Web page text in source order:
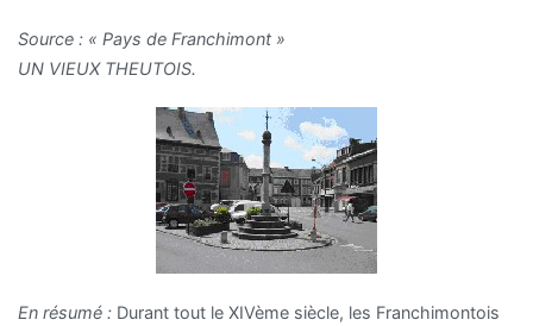
Source : « Pays de Franchimont »
UN VIEUX THEUTOIS.
En résumé : Durant tout le XIVème siècle, les Franchimontois